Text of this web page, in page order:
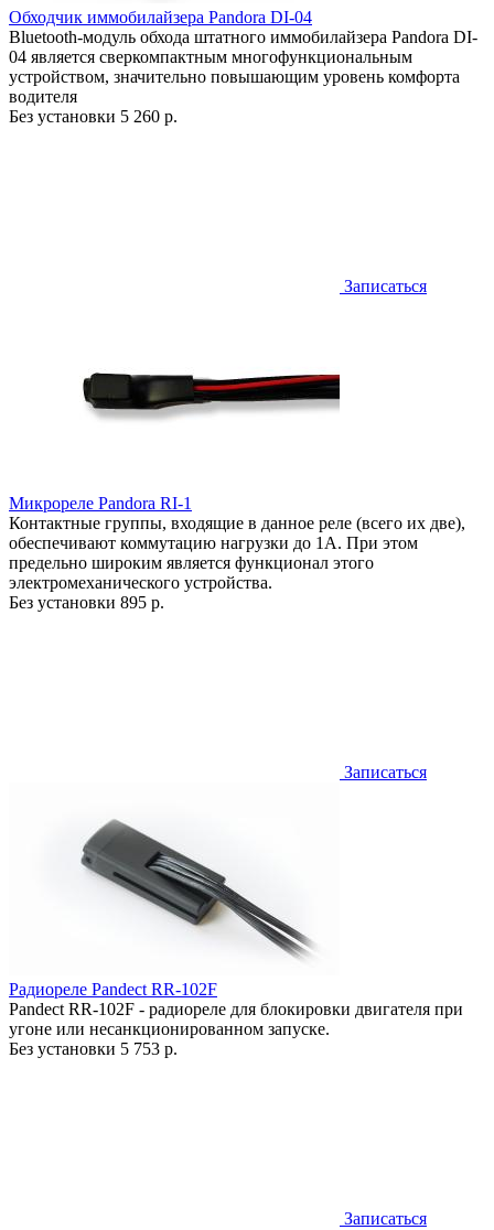
Обходчик иммобилайзера Pandora DI-04
Bluetooth-модуль обхода штатного иммобилайзера Pandora DI-
04 является сверкомпактным многофункциональным
устройством, значительно повышающим уровень комфорта
водителя
Без установки 5 260 р.
Записаться
Микрореле Pandora RI-1
Контактные группы, входящие в данное реле (всего их две),
обеспечивают коммутацию нагрузки до 1А. При этом
предельно широким является функционал этого
электромеханического устройства.
Без установки 895 р.
Записаться
Радиореле Pandect RR-102F
Pandect RR-102F - радиореле для блокировки двигателя при
угоне или несанкционированном запуске.
Без установки 5 753 р.
Записаться